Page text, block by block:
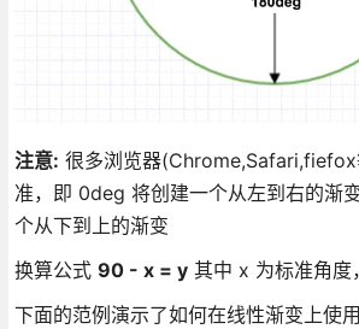
注意: 很多浏览器
准，即 0deg 将创建一个从左到右的渐
个从下到上的渐变
换算公式 90 - x = y其中 x 为标准角度
下面的范例演示了如何在线性渐变上使